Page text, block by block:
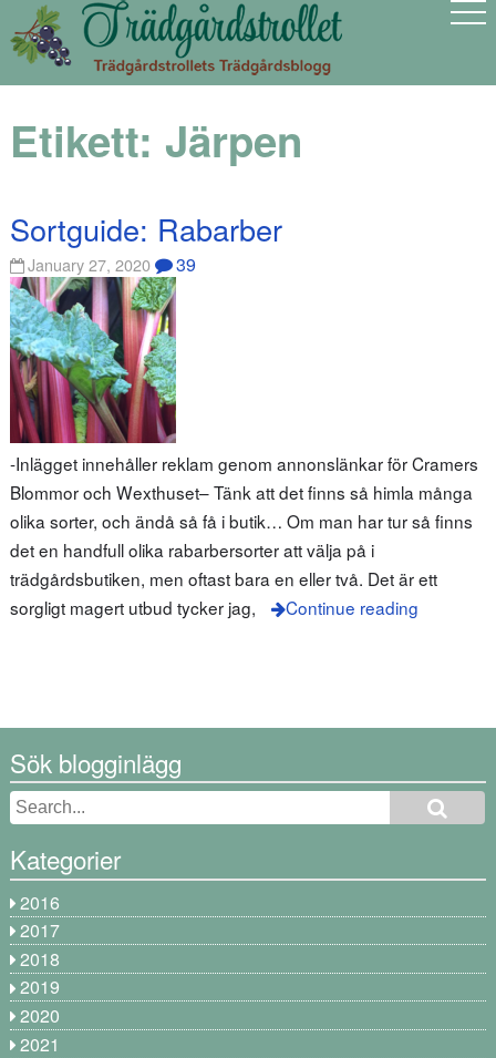
Etikett: Järpen
Sortguide: Rabarber
January 27, 2020 39
-Inlägget innehåller reklam genom annonslänkar för Cramers
Blommor och Wexthuset– Tänk att det finns så himla många
olika sorter, och ändå så få i butik… Om man har tur så finns
det en handfull olika rabarbersorter att välja på i
trädgårdsbutiken, men oftast bara en eller två. Det är ett
sorgligt magert utbud tycker jag,
Continue reading
Sök blogginlägg
Kategorier
2016
2017
2018
2019
2020
2021